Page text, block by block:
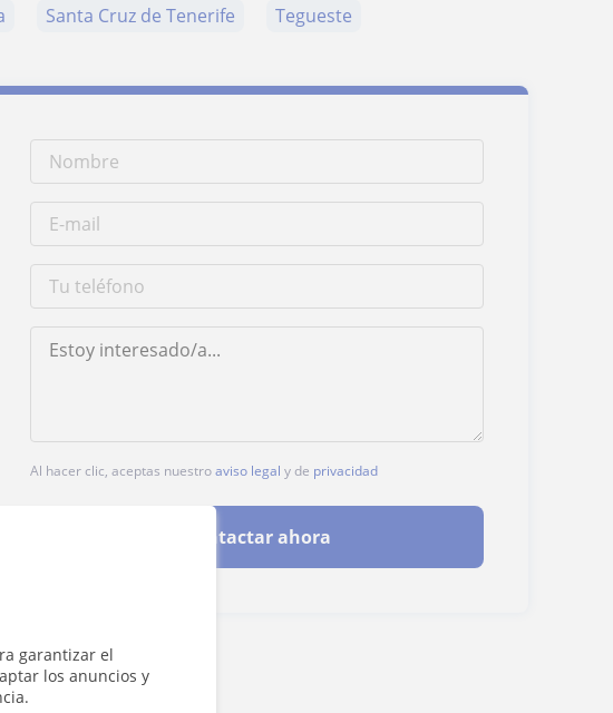
garantizar el
los anuncios y
Santa Cruz de Tenerife Tegueste
Al hacer clic, aceptas nuestroaviso legal y de privacidad
Contactar ahora